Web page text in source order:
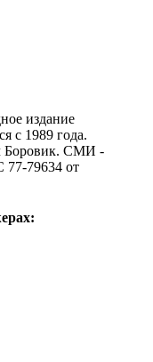
издание
с 1989 года.
Боровик. CМИ -
77-79634 от